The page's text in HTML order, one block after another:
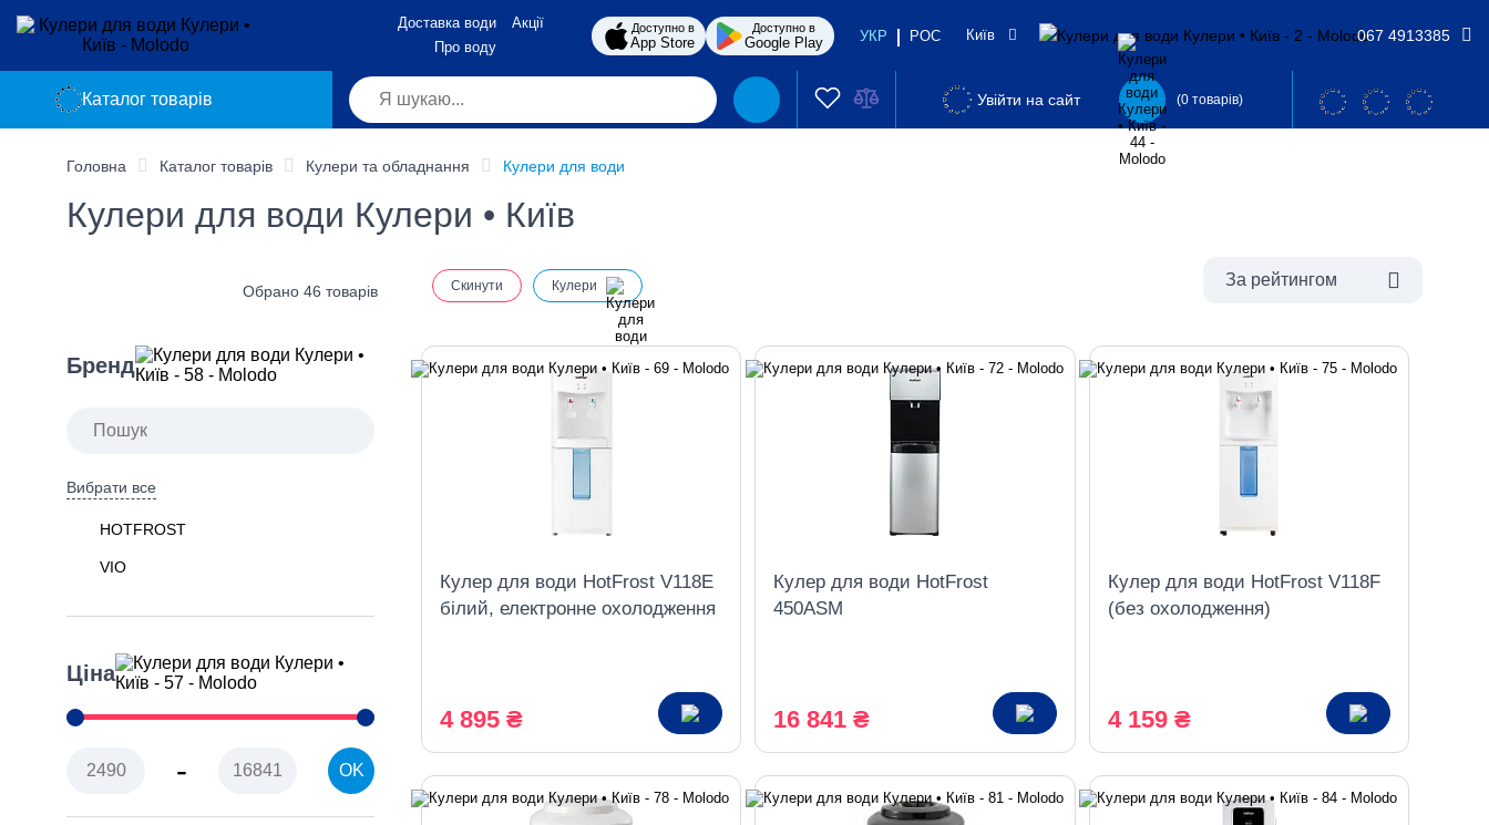
Доставка води
Акції
Про воду
Доступно в
App Store
Доступно в
Google Play УКР РОС Київ 067 4913385
Каталог товарів Увійти на сайт (0 товарів)
Головна Каталог товарів Кулери та обладнання Кулери для води
Кулери для води Кулери • Київ
Ціна
- OK
Бренд
Вибрати все
HOTFROST
VIO
За рейтингом
Обрано 46 товарів Скинути Кулери
Кулер для води HotFrost V118E
білий, електронне охолодження
4 895 ₴
Кулер для води HotFrost
450ASM
16 841 ₴
Кулер для води HotFrost V118F
(без охолодження)
4 159 ₴